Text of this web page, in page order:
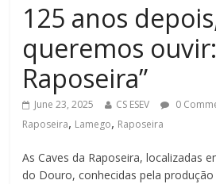
125 anos
queremos
Raposeira”
June 23, 2025 CS ESEV 0
Raposeira, Lamego, Raposeira
As Caves da Raposeira, localizadas
do Douro, conhecidas pela